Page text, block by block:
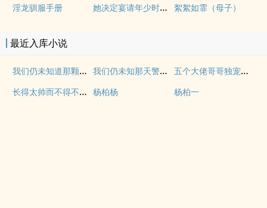
淫龙驯服手册 她决定宴请年少时的自己（1v1H） 絮絮如霏（母子）
最近入库小说
我们仍未知道那颗星的校规 电视剧 我们仍未知那天警校组的心情观影
五个大佬哥哥独宠真千金全集免费观看
长得太帅而不得不出家小说 杨柏杨 杨柏一